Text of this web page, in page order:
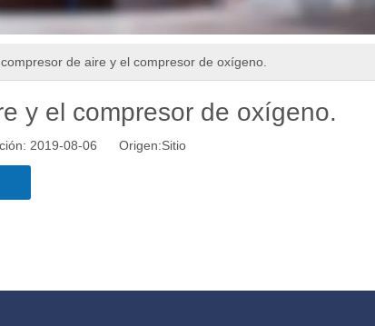
de aire y el compresor de oxígeno.
y el compresor de oxígeno.
2019-08-06 Origen:Sitio